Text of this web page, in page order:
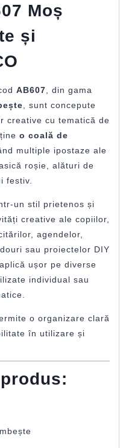
Moș
și
AB607 , din gama
, sunt concepute
creative cu tematică de
o coală de
multiple ipostaze ale
roșie, alături de
festiv.
un stil prietenos și
creative ale copiilor,
agendelor,
sau proiectelor DIY
ușor pe diverse
individual sau
o organizare clară
în utilizare și